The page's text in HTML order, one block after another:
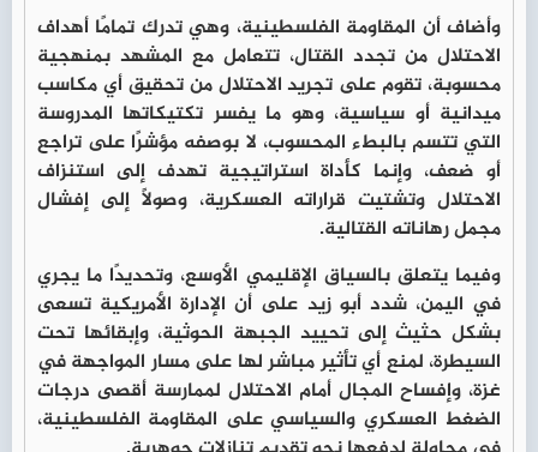
وأضاف أن المقاومة الفلسطينية، وهي تدرك تمامًا أهداف
الاحتلال من تجدد القتال، تتعامل مع المشهد بمنهجية
محسوبة، تقوم على تجريد الاحتلال من تحقيق أي مكاسب
ميدانية أو سياسية، وهو ما يفسر تكتيكاتها المدروسة
التي تتسم بالبطء المحسوب، لا بوصفه مؤشرًا على تراجع
أو ضعف، وإنما كأداة استراتيجية تهدف إلى استنزاف
الاحتلال وتشتيت قراراته العسكرية، وصولًا إلى إفشال
مجمل رهاناته القتالية.
وفيما يتعلق بالسياق الإقليمي الأوسع، وتحديدًا ما يجري
في اليمن، شدد أبو زيد على أن الإدارة الأمريكية تسعى
بشكل حثيث إلى تحييد الجبهة الحوثية، وإبقائها تحت
السيطرة، لمنع أي تأثير مباشر لها على مسار المواجهة في
غزة، وإفساح المجال أمام الاحتلال لممارسة أقصى درجات
الضغط العسكري والسياسي على المقاومة الفلسطينية،